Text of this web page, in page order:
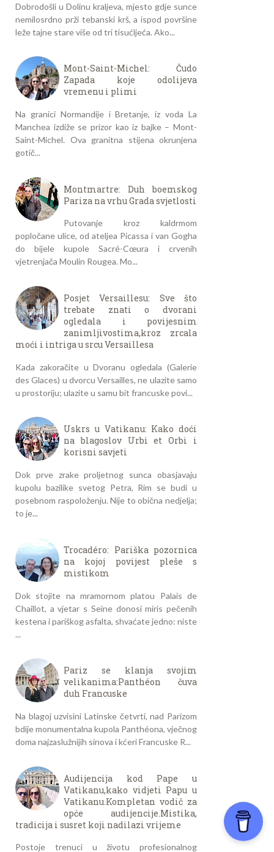
Dobrodošli u Dolinu kraljeva, mjesto gdje sunce
nemilosrdno prži tebanski krš, a ispod površine
leže tajne stare više od tri tisućljeća. Ako...
Mont-Saint-Michel: Čudo
Zapada koje odolijeva
vremenu i plimi
Na granici Normandije i Bretanje, iz voda La
Manchea izdiže se prizor kao iz bajke – Mont-
Saint-Michel. Ova granitna stijena okrunjena
gotič...
Montmartre: Duh boemskog
Pariza na vrhu Grada svjetlosti
Putovanje kroz kaldrmom
popločane ulice, od ateljea Picassa i van Gogha
do bijele kupole Sacré-Cœura i crvenih
vjetrenjača Moulin Rougea. Mo...
Posjet Versaillesu: Sve što
trebate znati o dvorani
ogledala i povijesnim
zanimljivostima,kroz zrcala
moći i intriga u srcu Versaillesa
Kada zakoračite u Dvoranu ogledala (Galerie
des Glaces) u dvorcu Versailles, ne ulazite samo
u prostoriju; ulazite u samu bit francuske povi...
Uskrs u Vatikanu: Kako doći
na blagoslov Urbi et Orbi i
korisni savjeti
Dok prve zrake proljetnog sunca obasjavaju
kupolu bazilike svetog Petra, Rim se budi u
posebnom raspoloženju. Nije to obična nedjelja;
to je...
Trocadéro: Pariška pozornica
na kojoj povijest pleše s
mistikom
Dok stojite na mramornom platou Palais de
Chaillot, a vjetar s Seine donosi miris pečenih
kestena i pariškog asfalta, shvaćate jedno: niste
...
Pariz se klanja svojim
velikanima:Panthéon čuva
duh Francuske
Na blagoj uzvisini Latinske četvrti, nad Parizom
bdije monumentalna kupola Panthéona, vječnog
doma najzaslužnijih sinova i kćeri Francuske R...
Audijencija kod Pape u
Vatikanu,kako vidjeti Papu u
Vatikanu.Kompletan vodič za
opće audijencije.Mistika,
tradicija i susret koji nadilazi vrijeme
Postoje trenuci u životu profesionalnog